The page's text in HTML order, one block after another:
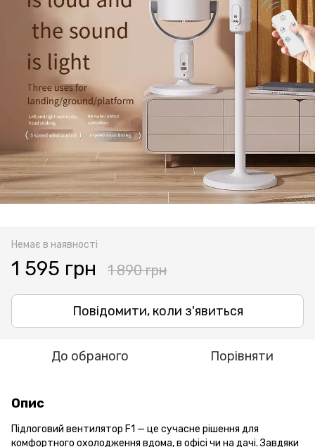
Немає в наявності
1 595 грн 1 890 грн
Повідомити, коли з'явиться
До обраного Порівняти
Опис
Підлоговий вентилятор F1 — це сучасне рішення для
комфортного охолодження вдома, в офісі чи на дачі. Завдяки